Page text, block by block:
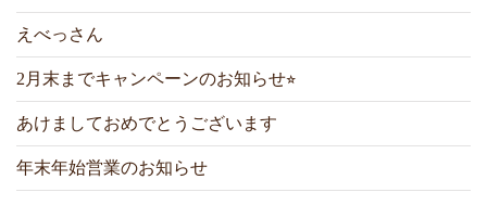
えべっさん
2月末までキャンペーンのお知らせ⭐︎
あけましておめでとうございます
年末年始営業のお知らせ